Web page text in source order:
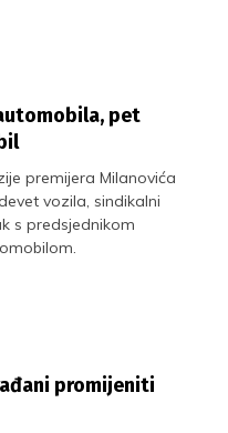
pet
premijera Milanovića
vozila, sindikalni
s predsjednikom
promijeniti